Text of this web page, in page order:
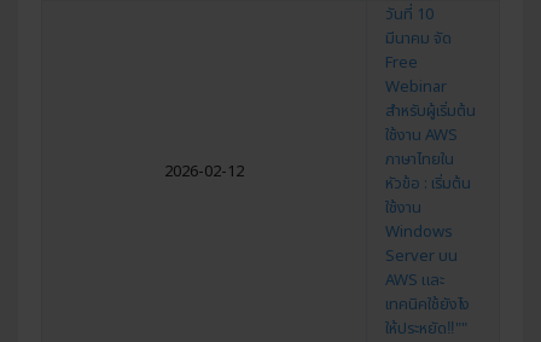
2026-02-12
วันที่ 10
มีนาคม จัด
Free
Webinar
สำหรับผู้เริ่มต้น
ใช้งาน AWS
ภาษาไทยใน
หัวข้อ : เริ่มต้น
ใช้งาน
Windows
Server บน
AWS และ
เทคนิคใช้ยังไง
ให้ประหยัด‼""